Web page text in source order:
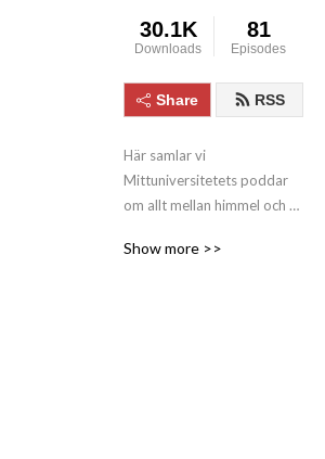
30.1K
Downloads
81
Episodes
Share RSS
Här samlar vi
Mittuniversitetets poddar
om allt mellan himmel och
den forskning som ständig
Show more >>